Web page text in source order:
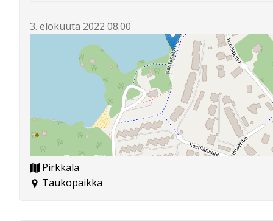
3. elokuuta 2022 08.00
Pirkkala
Taukopaikka